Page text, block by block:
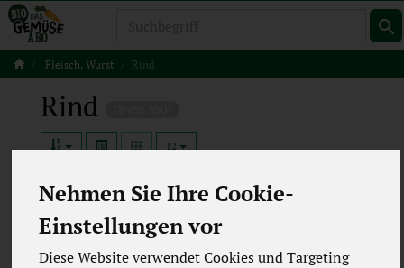
Nehmen Sie Ihre Cookie-
Einstellungen vor
Diese Website verwendet Cookies und Targeting
Fleisch, Wurst Rind
Rind
12
Hersteller Ernährung